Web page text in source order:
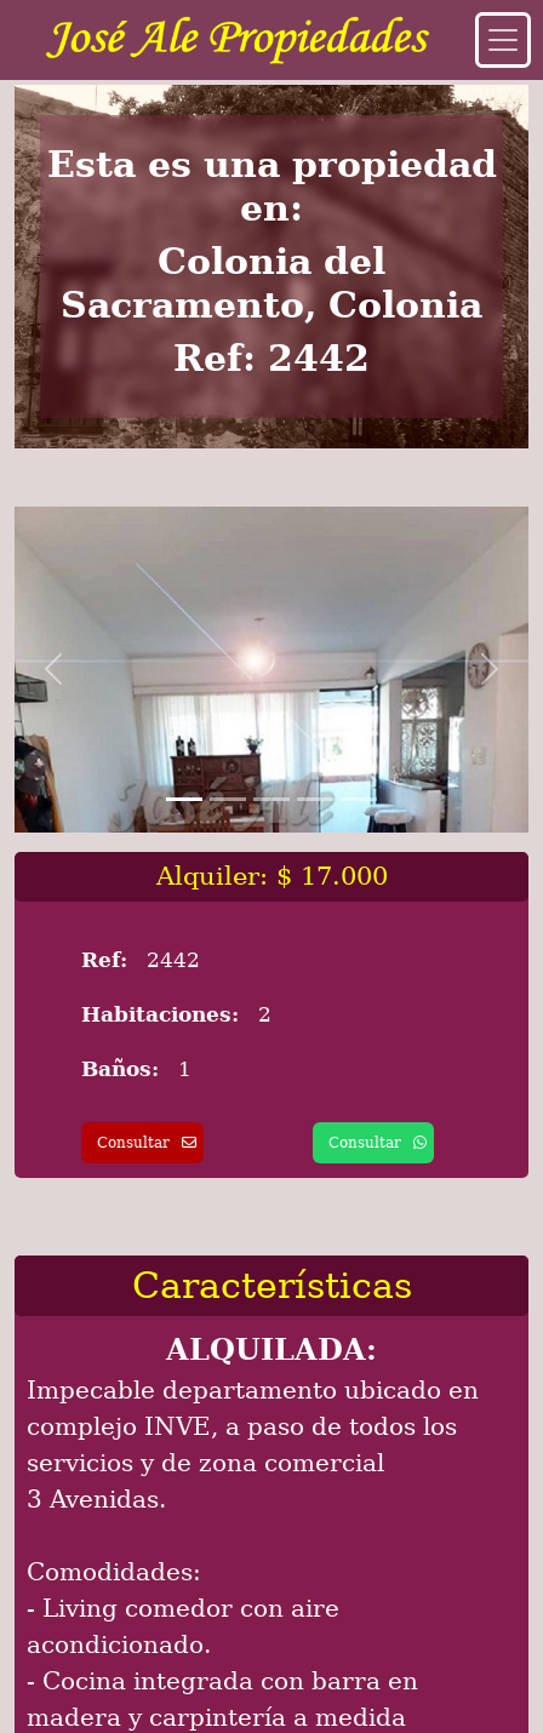
Esta es una propiedad
en:
Colonia del
Sacramento, Colonia
Ref: 2442
Previous Next
Alquiler: $ 17.000
Ref: 2442
Habitaciones: 2
Baños: 1
Consultar Consultar
Características
ALQUILADA:
Impecable departamento ubicado en
complejo INVE, a paso de todos los
servicios y de zona comercial
3 Avenidas.
Comodidades:
- Living comedor con aire
acondicionado.
- Cocina integrada con barra en
madera y carpintería a medida